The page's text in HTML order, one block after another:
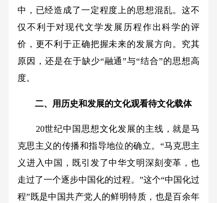
中，已经造成了一定程度上的思想混乱。这不
仅不利于对现代文学发展历程作出科学的评
价，更不利于正确把握未来的发展方向。究其
原因，还是在于缺少“融通”与“结合”的思想高
度。
二、用历史和发展的文化观看待文化载体
20世纪中国思想文化发展的主线，就是马
克思主义的传播和指导地位的确立。“马克思主
义进入中国，既引发了中华文明深刻变革，也
走过了一个逐步中国化的过程。”这个“中国化过
程”既是中国共产党人的鲜明特质，也是百余年